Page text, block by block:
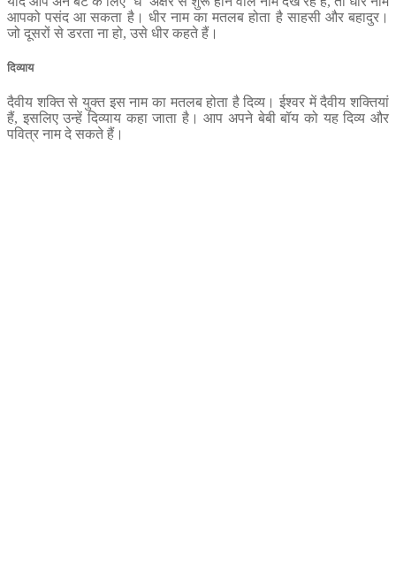
आपको पसंद आ सकता है। धीर नाम का मतलब होता है साहसी और बहादुर।
जो दूसरों से डरता ना हो, उसे धीर कहते हैं।
दिव्‍याय
दैवीय शक्‍ति से युक्‍त इस नाम का मतलब होता है दिव्‍य। ईश्‍वर में दैवीय शक्‍तियां
हैं, इसलिए उन्‍हें दिव्‍याय कहा जाता है। आप अपने बेबी बॉय को यह दिव्‍य और
पवित्र नाम दे सकते हैं।